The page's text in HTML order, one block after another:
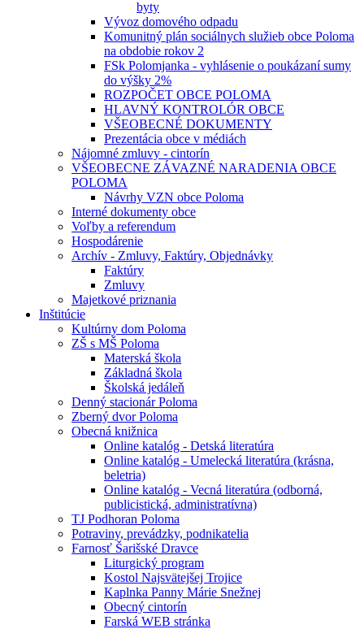
byty
Vývoz domového odpadu
Komunitný plán sociálnych služieb obce Poloma
na obdobie rokov 2
FSk Polomjanka - vyhlásenie o poukázaní sumy
do výšky 2%
ROZPOČET OBCE POLOMA
HLAVNÝ KONTROLÓR OBCE
VŠEOBECNÉ DOKUMENTY
Prezentácia obce v médiách
Nájomné zmluvy - cintorín
VŠEOBECNE ZÁVAZNÉ NARADENIA OBCE
POLOMA
Návrhy VZN obce Poloma
Interné dokumenty obce
Voľby a referendum
Hospodárenie
Archív - Zmluvy, Faktúry, Objednávky
Faktúry
Zmluvy
Majetkové priznania
Inštitúcie
Kultúrny dom Poloma
ZŠ s MŠ Poloma
Materská škola
Základná škola
Školská jedáleň
Denný stacionár Poloma
Zberný dvor Poloma
Obecná knižnica
Online katalóg - Detská literatúra
Online katalóg - Umelecká literatúra (krásna,
beletria)
Online katalóg - Vecná literatúra (odborná,
publicistická, administratívna)
TJ Podhoran Poloma
Potraviny, prevádzky, podnikatelia
Farnosť Šarišské Dravce
Liturgický program
Kostol Najsvätejšej Trojice
Kaplnka Panny Márie Snežnej
Obecný cintorín
Farská WEB stránka